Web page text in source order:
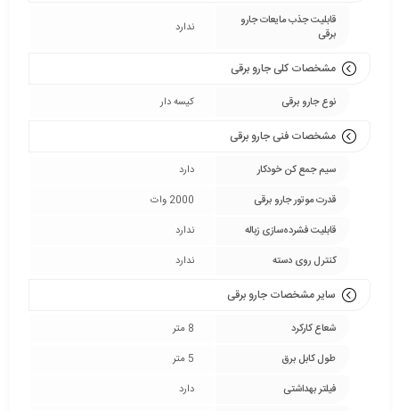
قابلیت جذب مایعات جارو
برقی
ندارد
مشخصات کلی جارو برقی
نوع جارو برقی کیسه دار
مشخصات فنی جارو برقی
سیم جمع کن خودکار
دارد
قدرت موتور جارو برقی
2000 وات
قابلیت فشرده‌سازی زباله
ندارد
کنترل روی دسته
ندارد
سایر مشخصات جارو برقی
شعاع کارکرد
8 متر
طول کابل برق
5 متر
فیلتر بهداشتی
دارد